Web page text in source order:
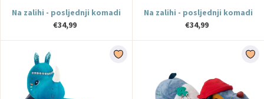
Na zalihi - posljednji komadi
€34,99
Na zalihi - posljednji komadi
€34,99